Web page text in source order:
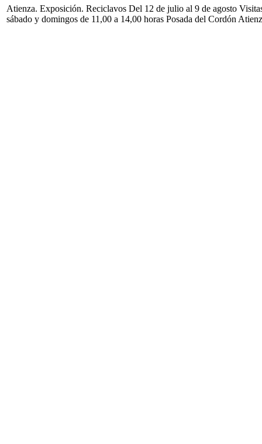
Atienza. Exposición. Reciclavos Del 12 de julio al 9 de agosto
sábado y domingos de 11,00 a 14,00 horas Posada del Cordón